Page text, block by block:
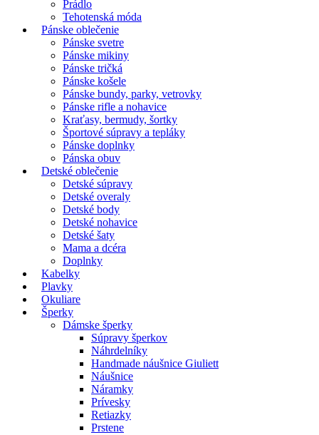
Prádlo
Tehotenská móda
Pánske oblečenie
Pánske svetre
Pánske mikiny
Pánske tričká
Pánske košele
Pánske bundy, parky, vetrovky
Pánske rifle a nohavice
Kraťasy, bermudy, šortky
Športové súpravy a tepláky
Pánske doplnky
Pánska obuv
Detské oblečenie
Detské súpravy
Detské overaly
Detské body
Detské nohavice
Detské šaty
Mama a dcéra
Doplnky
Kabelky
Plavky
Okuliare
Šperky
Dámske šperky
Súpravy šperkov
Náhrdelníky
Handmade náušnice Giuliett
Náušnice
Náramky
Prívesky
Retiazky
Prstene